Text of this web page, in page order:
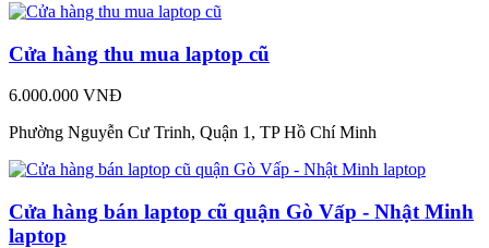
Cửa hàng thu mua laptop cũ
6.000.000 VNĐ
Phường Nguyễn Cư Trinh, Quận 1, TP Hồ Chí Minh
Cửa hàng bán laptop cũ quận Gò Vấp - Nhật Minh
laptop